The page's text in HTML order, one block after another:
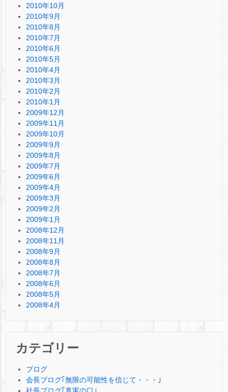
2010年10月
2010年9月
2010年8月
2010年7月
2010年6月
2010年5月
2010年4月
2010年3月
2010年2月
2010年1月
2009年12月
2009年11月
2009年10月
2009年9月
2009年8月
2009年7月
2009年6月
2009年4月
2009年3月
2009年2月
2009年1月
2008年12月
2008年11月
2008年9月
2008年8月
2008年7月
2008年6月
2008年5月
2008年4月
カテゴリー
ブログ
会長ブログ｢無限の可能性を信じて・・・｣